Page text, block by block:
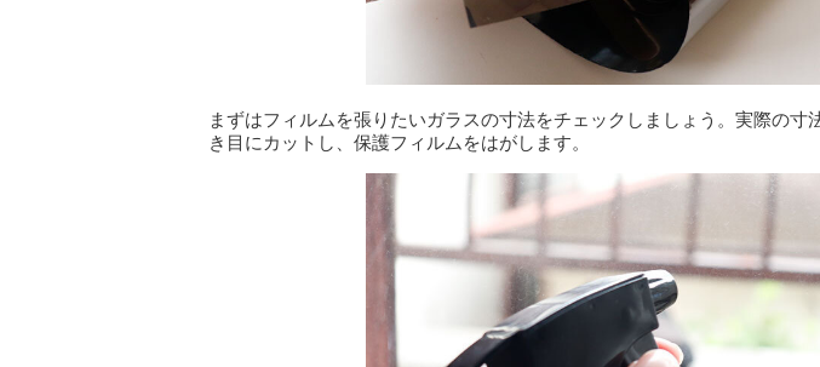
まずはフィルムを張りたいガラスの寸法をチェックしましょう。実際の寸
き目にカットし、保護フィルムをはがします。